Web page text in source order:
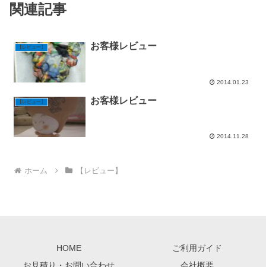
関連記事
【レビュー】 お客様レビュー
2014.01.23
【レビュー】 お客様レビュー
2014.11.28
ホーム 【レビュー】
HOME
ご利用ガイド